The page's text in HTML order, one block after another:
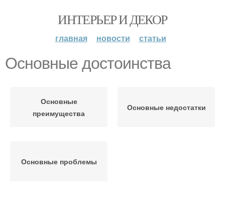
ИНТЕРЬЕР И ДЕКОР
главная новости статьи
Основные достоинства
Основные
преимущества
Основные недостатки
Основные проблемы